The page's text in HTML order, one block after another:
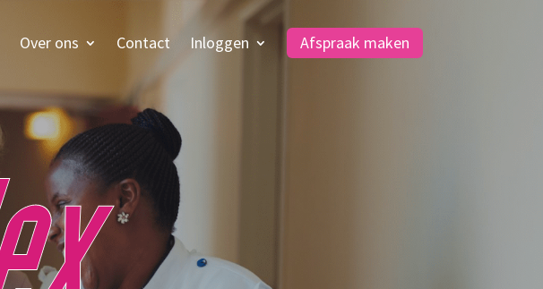
Over ons Contact Inloggen Afspraak maken